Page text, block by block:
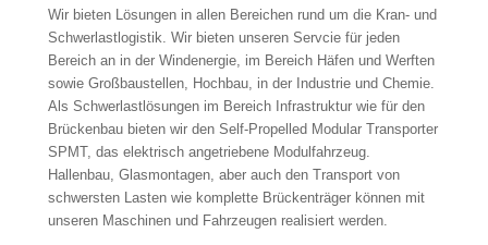
Wir bieten Lösungen in allen Bereichen rund um die Kran- und
Schwerlastlogistik. Wir bieten unseren Servcie für jeden
Bereich an in der Windenergie, im Bereich Häfen und Werften
sowie Großbaustellen, Hochbau, in der Industrie und Chemie.
Als Schwerlastlösungen im Bereich Infrastruktur wie für den
Brückenbau bieten wir den Self-Propelled Modular Transporter
SPMT, das elektrisch angetriebene Modulfahrzeug.
Hallenbau, Glasmontagen, aber auch den Transport von
schwersten Lasten wie komplette Brückenträger können mit
unseren Maschinen und Fahrzeugen realisiert werden.